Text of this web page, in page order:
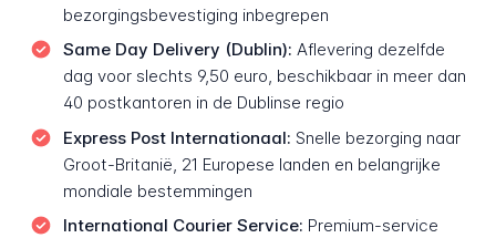
bezorgingsbevestiging inbegrepen
Same Day Delivery (Dublin): Aflevering dezelfde
dag voor slechts 9,50 euro, beschikbaar in meer dan
40 postkantoren in de Dublinse regio
Express Post Internationaal: Snelle bezorging naar
Groot-Britanië, 21 Europese landen en belangrijke
mondiale bestemmingen
International Courier Service: Premium-service